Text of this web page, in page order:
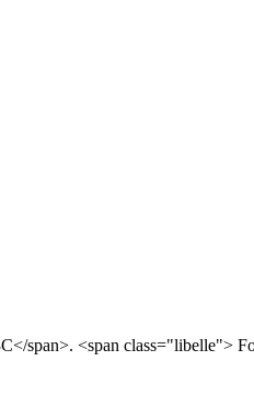
<span class="libelle">